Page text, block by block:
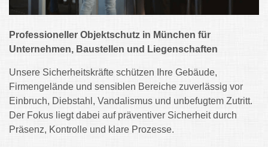
Professioneller Objektschutz in München für
Unternehmen, Baustellen und Liegenschaften
Unsere Sicherheitskräfte schützen Ihre Gebäude,
Firmengelände und sensiblen Bereiche zuverlässig vor
Einbruch, Diebstahl, Vandalismus und unbefugtem Zutritt.
Der Fokus liegt dabei auf präventiver Sicherheit durch
Präsenz, Kontrolle und klare Prozesse.